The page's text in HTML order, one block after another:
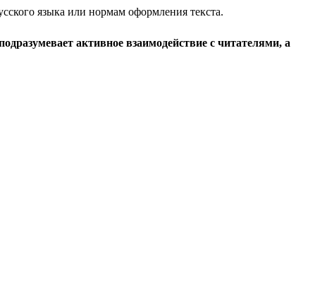
языка или нормам оформления текста.
активное взаимодействие с читателями, а